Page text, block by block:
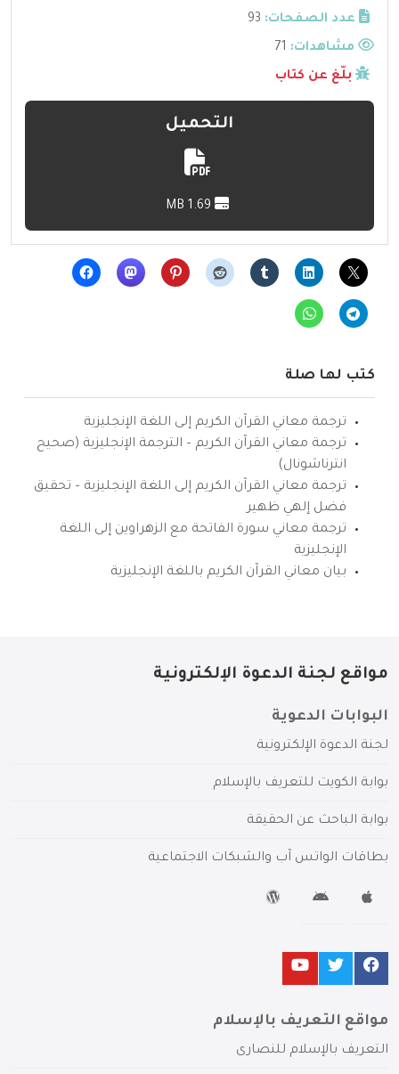
عدد الصفحات: 93
مشاهدات:
بلّغ عن كتاب
التحميل
كتب لها صلة
ترجمة معاني القرآن الكريم إلى اللغة الإنجليزية
ترجمة معاني القرآن الكريم – الترجمة الإنجليزية (صحيح
انترناشونال)
ترجمة معاني القرآن الكريم إلى اللغة الإنجليزية – تحقيق
فضل إلهي ظهير
ترجمة معاني سورة الفاتحة مع الزهراوين إلى اللغة
الإنجليزية
بيان معاني القرآن الكريم باللغة الإنجليزية
مواقع لجنة الدعوة الإلكترونية
البوابات الدعوية
لجنة الدعوة الإلكترونية
بوابة الكويت للتعريف بالإسلام
بوابة الباحث عن الحقيقة
بطاقات الواتس آب والشبكات الاجتماعية
مواقع التعريف بالإسلام
التعريف بالإسلام للنصارى